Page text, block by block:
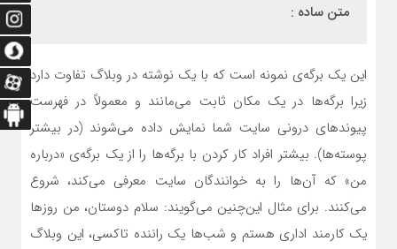
متن ساده :
این یک برگه‌ی نمونه است که با یک نوشته در وبلاگ تفاوت دارد
زیرا برگه‌ها در یک مکان ثابت می‌مانند و معمولاً در فهرست
پیوندهای درونی سایت شما نمایش داده می‌شوند (در بیشتر
پوسته‌ها). بیشتر افراد کار کردن با برگه‌ها را از یک برگه‌ی «درباره
من» که آن‌ها را به خوانندگان سایت معرفی می‌کند، شروع
می‌کنند. برای مثال این‌چنین می‌گویند: سلام دوستان، من روزها
یک کارمند اداری هستم و شب‌ها یک راننده تاکسی، این وبلاگ